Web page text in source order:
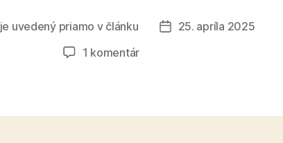
je uvedený priamo v článku
Dátum
25. apríla 2025
1 komentárna
mláďaťa